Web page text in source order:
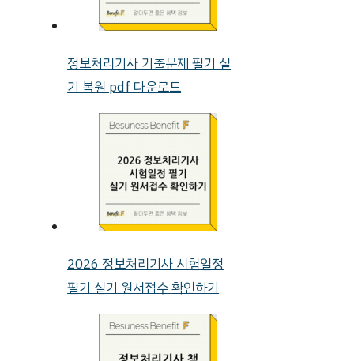
정보처리기사 기출문제 필기 실
기 복원 pdf 다운로드
2026 정보처리기사 시험일정
필기 실기 원서접수 확인하기